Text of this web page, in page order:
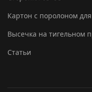
Картон с поролоном
Высечка на тигельном
Статьи